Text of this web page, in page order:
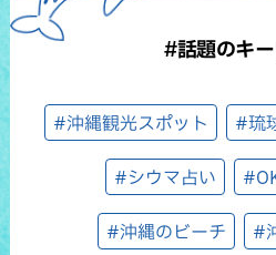
#話題のキ
#沖縄観光スポット #琉
#シウマ占い
#沖縄のビーチ #